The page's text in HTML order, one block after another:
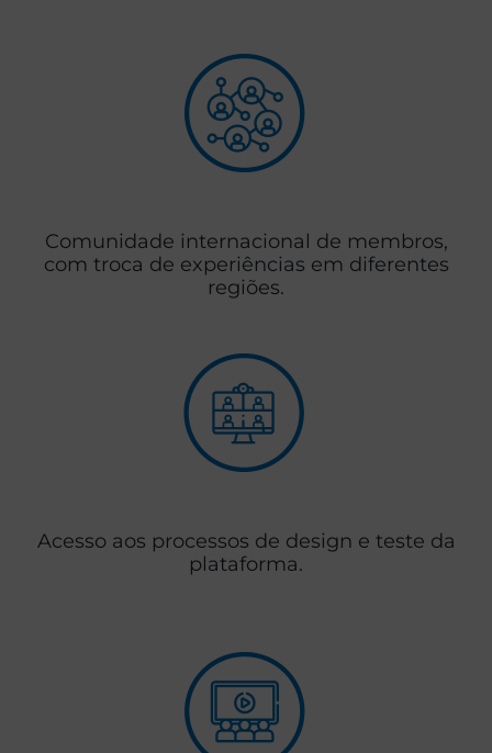
Comunidade internacional de membros,
com troca de experiências em diferentes
regiões.
Acesso aos processos de design e teste da
plataforma.